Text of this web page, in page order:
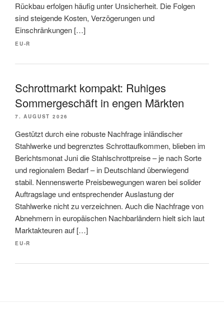
Rückbau erfolgen häufig unter Unsicherheit. Die Folgen
sind steigende Kosten, Verzögerungen und
Einschränkungen […]
EU-R
Schrottmarkt kompakt: Ruhiges
Sommergeschäft in engen Märkten
7. AUGUST 2026
Gestützt durch eine robuste Nachfrage inländischer
Stahlwerke und begrenztes Schrottaufkommen, blieben im
Berichtsmonat Juni die Stahlschrottpreise – je nach Sorte
und regionalem Bedarf – in Deutschland überwiegend
stabil. Nennenswerte Preisbewegungen waren bei solider
Auftragslage und entsprechender Auslastung der
Stahlwerke nicht zu verzeichnen. Auch die Nachfrage von
Abnehmern in europäischen Nachbarländern hielt sich laut
Marktakteuren auf […]
EU-R